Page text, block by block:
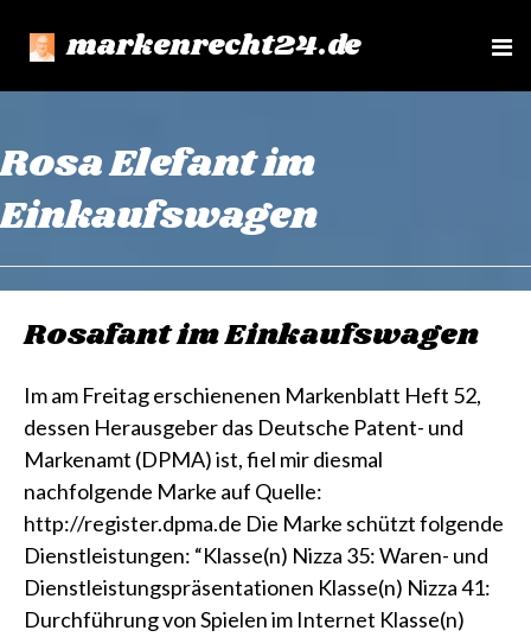
markenrecht24.de
e
Rosa Elefant im
Einkaufswagen
Rosafant im Einkaufswagen
Im am Freitag erschienenen Markenblatt Heft 52,
dessen Herausgeber das Deutsche Patent- und
Markenamt (DPMA) ist, fiel mir diesmal
nachfolgende Marke auf Quelle:
http://register.dpma.de Die Marke schützt folgende
Dienstleistungen: “Klasse(n) Nizza 35: Waren- und
Dienstleistungspräsentationen Klasse(n) Nizza 41:
Durchführung von Spielen im Internet Klasse(n)